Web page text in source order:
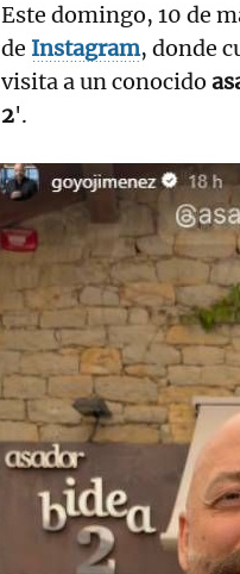
Este domingo, 10 de
de Instagram, donde
visita a un conocido
2'.